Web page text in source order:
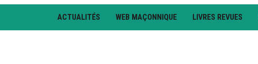
ACTUALITÉS WEB MAÇONNIQUE LIVRES REVUES